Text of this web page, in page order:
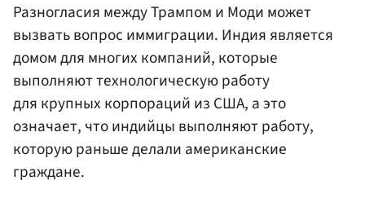
Разногласия между Трампом и Моди может
вызвать вопрос иммиграции. Индия является
домом для многих компаний, которые
выполняют технологическую работу
для крупных корпораций из США, а это
означает, что индийцы выполняют работу,
которую раньше делали американские
граждане.